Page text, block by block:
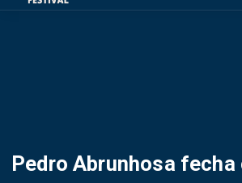
Pedro Abrunhosa